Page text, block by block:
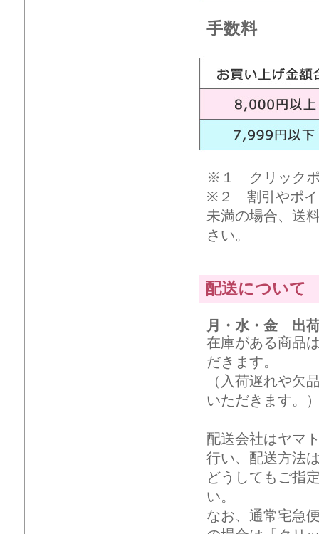
手数料
※１ クリックポ
※２ 割引やポイ
未満の場合、送
さい。
配送について
月・水・金 出
在庫がある商品
だきます。
（入荷遅れや欠
いただきます。
配送会社はヤマ
行い、配送方法
どうしてもご指
い。
なお、通常宅急